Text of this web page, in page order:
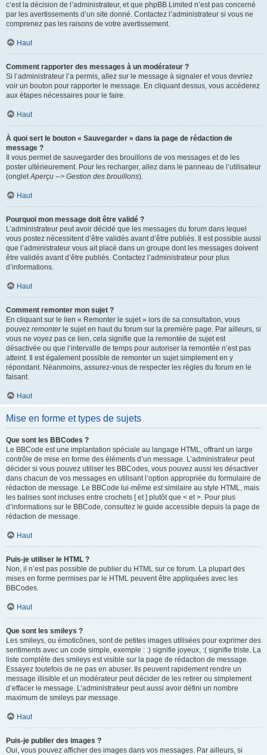
c’est la décision de l’administrateur, et que phpBB Limited n’est pas concerné
par les avertissements d’un site donné. Contactez l’administrateur si vous ne
comprenez pas les raisons de votre avertissement.
Haut
Comment rapporter des messages à un modérateur ?
Si l’administrateur l’a permis, allez sur le message à signaler et vous devriez
voir un bouton pour rapporter le message. En cliquant dessus, vous accéderez
aux étapes nécessaires pour le faire.
Haut
À quoi sert le bouton « Sauvegarder » dans la page de rédaction de
message ?
Il vous permet de sauvegarder des brouillons de vos messages et de les
poster ultérieurement. Pour les recharger, allez dans le panneau de l’utilisateur
(ongletAperçu --> Gestion des brouillons).
Haut
Pourquoi mon message doit être validé ?
L’administrateur peut avoir décidé que les messages du forum dans lequel
vous postez nécessitent d’être validés avant d’être publiés. Il est possible aussi
que l’administrateur vous ait placé dans un groupe dont les messages doivent
être validés avant d’être publiés. Contactez l’administrateur pour plus
d’informations.
Haut
Comment remonter mon sujet ?
En cliquant sur le lien « Remonter le sujet » lors de sa consultation, vous
pouvez remonterle sujet en haut du forum sur la première page. Par ailleurs, si
vous ne voyez pas ce lien, cela signifie que la remontée de sujet est
désactivée ou que l’intervalle de temps pour autoriser la remontée n’est pas
atteint. Il est également possible de remonter un sujet simplement en y
répondant. Néanmoins, assurez-vous de respecter les règles du forum en le
faisant.
Haut
Mise en forme et types de sujets
Que sont les BBCodes ?
Le BBCode est une implantation spéciale au langage HTML, offrant un large
contrôle de mise en forme des éléments d’un message. L’administrateur peut
décider si vous pouvez utiliser les BBCodes, vous pouvez aussi les désactiver
dans chacun de vos messages en utilisant l’option appropriée du formulaire de
rédaction de message. Le BBCode lui-même est similaire au style HTML, mais
les balises sont incluses entre crochets [ et ] plutôt que < et >. Pour plus
d’informations sur le BBCode, consultez le guide accessible depuis la page de
rédaction de message.
Haut
Puis-je utiliser le HTML ?
Non, il n’est pas possible de publier du HTML sur ce forum. La plupart des
mises en forme permises par le HTML peuvent être appliquées avec les
BBCodes.
Haut
Que sont les smileys ?
Les smileys, ou émoticônes, sont de petites images utilisées pour exprimer des
sentiments avec un code simple, exemple : :) signifie joyeux, :( signifie triste. La
liste complète des smileys est visible sur la page de rédaction de message.
Essayez toutefois de ne pas en abuser. Ils peuvent rapidement rendre un
message illisible et un modérateur peut décider de les retirer ou simplement
d’effacer le message. L’administrateur peut aussi avoir défini un nombre
maximum de smileys par message.
Haut
Puis-je publier des images ?
Oui, vous pouvez afficher des images dans vos messages. Par ailleurs, si